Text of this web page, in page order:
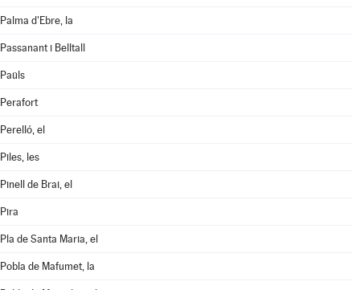
Palma d'Ebre, la
Passanant i Belltall
Paüls
Perafort
Perelló, el
Piles, les
Pinell de Brai, el
Pira
Pla de Santa Maria, el
Pobla de Mafumet, la